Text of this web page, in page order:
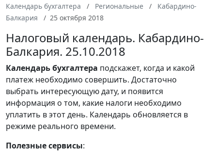
Календарь бухгалтера
Региональные
Кабардино-
Балкария
25 октября 2018
Налоговый календарь. Кабардино-
Балкария. 25.10.2018
Календарьбухгалтера подскажет, когда и какой
платеж необходимо совершить. Достаточно
выбрать интересующую дату, и появится
информация о том, какие налоги необходимо
уплатить в этот день. Календарь обновляется в
режиме реального времени.
Полезные сервисы: